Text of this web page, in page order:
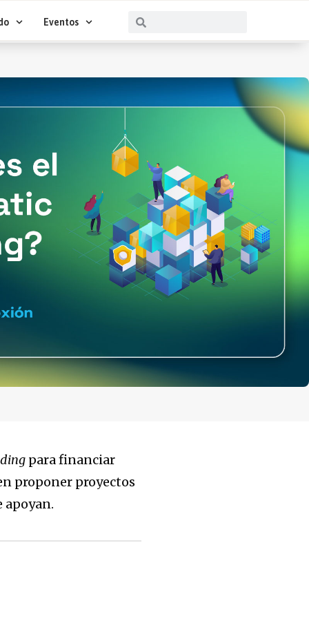
Eventos Buscar
para financiar
proponer proyectos